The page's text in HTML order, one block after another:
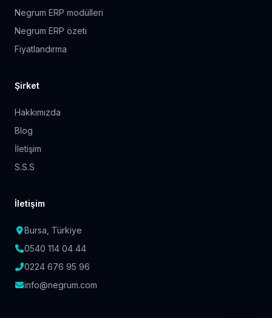
Negrum ERP modülleri
Negrum ERP özeti
Fiyatlandırma
Şirket
Hakkımızda
Blog
İletişim
S.S.S
İletişim
Bursa, Türkiye
0540 114 04 44
0224 676 95 96
info@negrum.com